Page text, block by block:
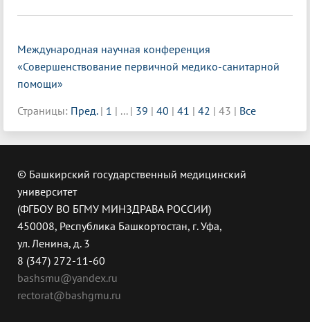
Международная научная конференция
«Совершенствование первичной медико-санитарной
помощи»
Страницы: Пред. | 1 | ... | 39 | 40 | 41 | 42 | 43 | Все
© Башкирский государственный медицинский
университет
(ФГБОУ ВО БГМУ МИНЗДРАВА РОССИИ)
450008, Республика Башкортостан, г. Уфа,
ул. Ленина, д. 3
8 (347) 272-11-60
bashsmu@yandex.ru
rectorat@bashgmu.ru